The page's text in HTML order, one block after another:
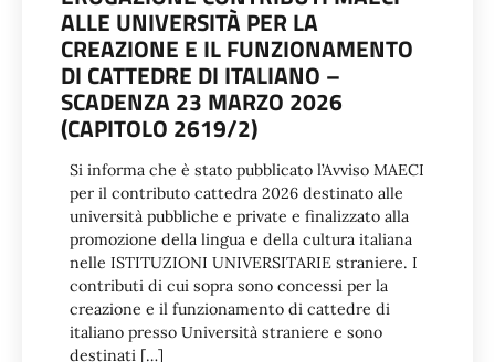
ALLE UNIVERSITÀ PER LA
CREAZIONE E IL FUNZIONAMENTO
DI CATTEDRE DI ITALIANO –
SCADENZA 23 MARZO 2026
(CAPITOLO 2619/2)
Si informa che è stato pubblicato l’Avviso MAECI
per il contributo cattedra 2026 destinato alle
università pubbliche e private e finalizzato alla
promozione della lingua e della cultura italiana
nelle ISTITUZIONI UNIVERSITARIE straniere. I
contributi di cui sopra sono concessi per la
creazione e il funzionamento di cattedre di
italiano presso Università straniere e sono
destinati […]